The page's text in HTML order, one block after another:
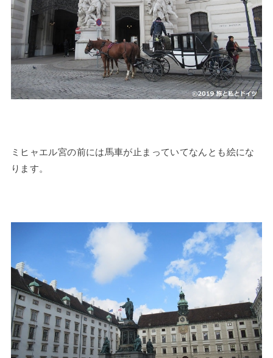
ミヒャエル宮の前には馬車が止まっていてなんとも絵にな
ります。